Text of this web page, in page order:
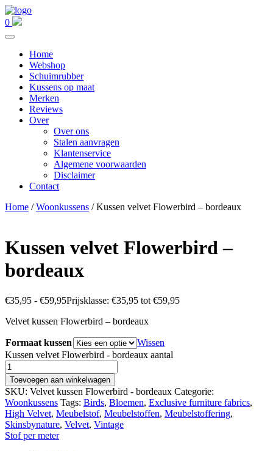
0
Home
Webshop
Schuimrubber
Kussens op maat
Merken
Reviews
Over
Over ons
Stalen aanvragen
Klantenservice
Algemene voorwaarden
Disclaimer
Contact
Home /Woonkussens / Kussen velvet Flowerbird – bordeaux
Kussen velvet Flowerbird –
bordeaux
€35,95 - €59,95Prijsklasse: €35,95 tot €59,95
Velvet kussen Flowerbird – bordeaux
Formaat kussen
Wissen
Kussen velvet Flowerbird - bordeaux aantal
Toevoegen aan winkelwagen
SKU: Velvet kussen Flowerbird - bordeaux Categorie:
Woonkussens Tags: Birds, Bloemen, Exclusive furniture fabrics,
High Velvet, Meubelstof, Meubelstoffen, Meubelstoffering,
Skinsbynature, Velvet, Vintage
Stof per meter